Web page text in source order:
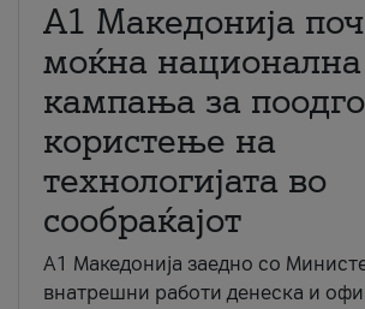
A1 Македонија
моќна национална
кампања за
користење на
технологијата во
сообраќајот
A1 Македонија заедно со
внатрешни работи денеска и